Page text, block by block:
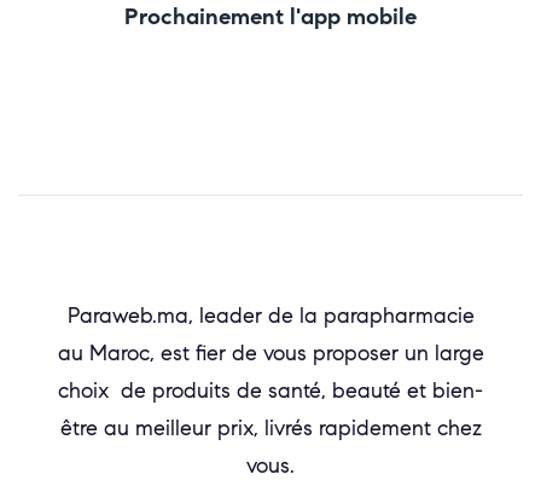
Prochainement l'app mobile
Paraweb.ma, leader de la parapharmacie
au Maroc, est fier de vous proposer un large
choix de produits de santé, beauté et bien-
être au meilleur prix, livrés rapidement chez
vous.